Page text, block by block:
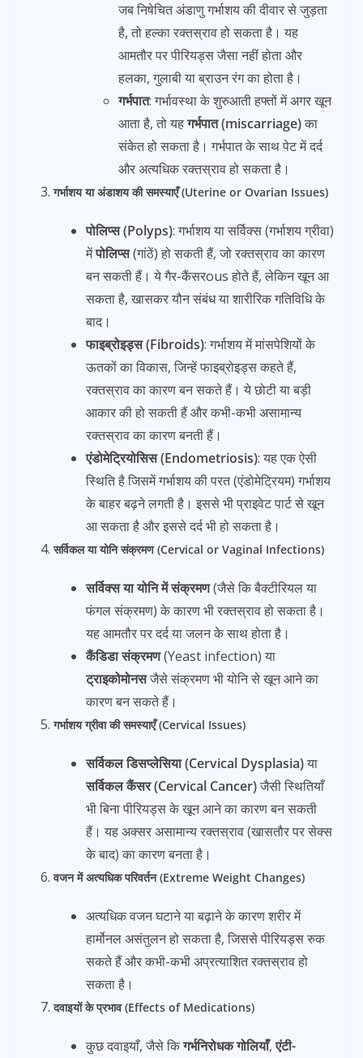
जब निषेचित अंडाणु गर्भाशय की दीवार से जुड़ता
है, तो हल्का रक्तस्राव हो सकता है। यह
आमतौर पर पीरियड्स जैसा नहीं होता और
हलका, गुलाबी या ब्राउन रंग का होता है।
गर्भपात: गर्भावस्था के शुरुआती हफ्तों में अगर खून
आता है, तो यहगर्भपात (miscarriage)का
संकेत हो सकता है। गर्भपात के साथ पेट में दर्द
और अत्यधिक रक्तस्राव हो सकता है।
गर्भाशय या अंडाशय की समस्याएँ (Uterine or Ovarian Issues)
पोलिप्स (Polyps): गर्भाशय या सर्विक्स (गर्भाशय ग्रीवा)
मेंपोलिप्स(गांठें) हो सकती हैं, जो रक्तस्राव का कारण
बन सकती हैं। ये गैर-कैंसरous होते हैं, लेकिन खून आ
सकता है, खासकर यौन संबंध या शारीरिक गतिविधि के
बाद।
फाइब्रोइड्स (Fibroids): गर्भाशय में मांसपेशियों के
ऊतकों का विकास, जिन्हें फाइब्रोइड्स कहते हैं,
रक्तस्राव का कारण बन सकते हैं। ये छोटी या बड़ी
आकार की हो सकती हैं और कभी-कभी असामान्य
रक्तस्राव का कारण बनती हैं।
एंडोमेट्रियोसिस (Endometriosis): यह एक ऐसी
स्थिति है जिसमें गर्भाशय की परत (एंडोमेट्रियम) गर्भाशय
के बाहर बढ़ने लगती है। इससे भी प्राइवेट पार्ट से खून
आ सकता है और इससे दर्द भी हो सकता है।
सर्विकल या योनि संक्रमण (Cervical or Vaginal Infections)
सर्विक्स या योनि में संक्रमण(जैसे कि बैक्टीरियल या
फंगल संक्रमण) के कारण भी रक्तस्राव हो सकता है।
यह आमतौर पर दर्द या जलन के साथ होता है।
कैंडिडा संक्रमण(Yeast infection) या
ट्राइकोमोनसजैसे संक्रमण भी योनि से खून आने का
कारण बन सकते हैं।
गर्भाशय ग्रीवा की समस्याएँ (Cervical Issues)
सर्विकल डिसप्लेसिया (Cervical Dysplasia)या
सर्विकल कैंसर (Cervical Cancer)जैसी स्थितियाँ
भी बिना पीरियड्स के खून आने का कारण बन सकती
हैं। यह अक्सर असामान्य रक्तस्राव (खासतौर पर सेक्स
के बाद) का कारण बनता है।
वजन में अत्यधिक परिवर्तन (Extreme Weight Changes)
अत्यधिक वजन घटाने या बढ़ाने के कारण शरीर में
हार्मोनल असंतुलन हो सकता है, जिससे पीरियड्स रुक
सकते हैं और कभी-कभी अप्रत्याशित रक्तस्राव हो
सकता है।
दवाइयों के प्रभाव (Effects of Medications)
कुछ दवाइयाँ, जैसे किगर्भनिरोधक गोलियाँ,एंटी-